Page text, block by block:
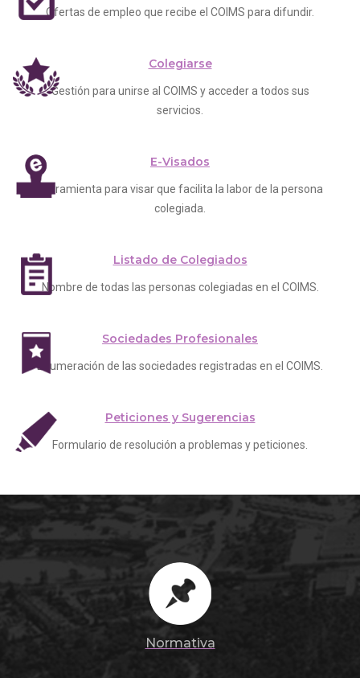
Ofertas de empleo que recibe el COIMS para difundir.
Colegiarse
Gestión para unirse al COIMS y acceder a todos sus
servicios.
E-Visados
Herramienta para visar que facilita la labor de la persona
colegiada.
Listado de Colegiados
Nombre de todas las personas colegiadas en el COIMS.
Sociedades Profesionales
Enumeración de las sociedades registradas en el COIMS.
Peticiones y Sugerencias
Formulario de resolución a problemas y peticiones.
Normativa